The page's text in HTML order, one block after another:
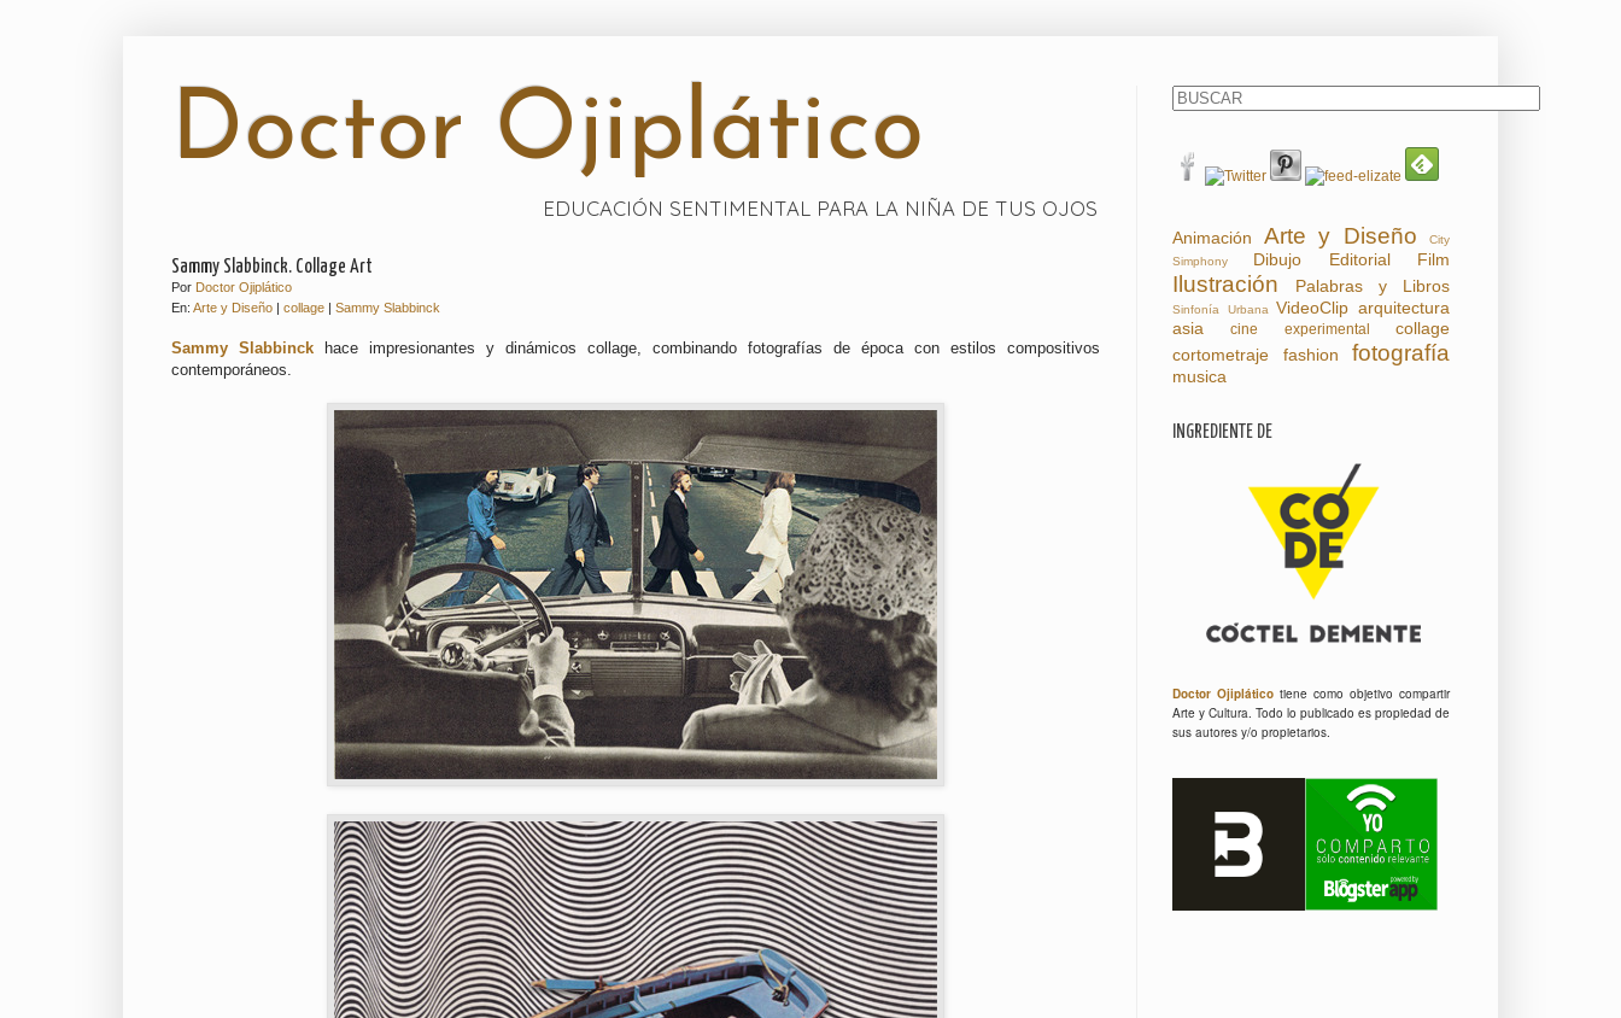
Doctor Ojiplático
EDUCACIÓN SENTIMENTAL PARA LA NIÑA DE TUS OJOS
Sammy Slabbinck. Collage Art
Por Doctor Ojiplático
En: Arte y Diseño | collage | Sammy Slabbinck
Sammy Slabbinck hace impresionantes y dinámicos collage, combinando fotografías de época con estilos compositivos
contemporáneos.
Animación Arte y Diseño
City
Simphony
Dibujo Editorial Film
Ilustración Palabras y Libros
Sinfonía Urbana VideoClip arquitectura
asia
cine experimental
collage
cortometraje
fashion fotografía
musica
INGREDIENTE DE
Doctor Ojiplático tiene como objetivo compartir
Arte y Cultura. Todo lo publicado es propiedad de
sus autores y/o propietarios.